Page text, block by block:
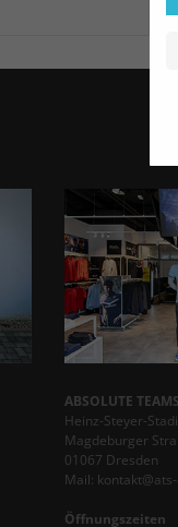
ABSOLUTE
Heinz-Steyer-
Magdeburger
01067 Dresden
Mail:
Öffnungszeiten